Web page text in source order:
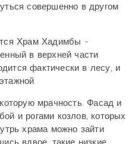
совершенно в другом
Храм Хадимбы -
в верхней части
фактически в лесу, и
мрачность. Фасад и
и рогами козлов, которых
храма можно зайти